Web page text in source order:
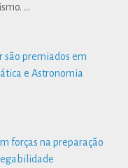
…
são premiados em
e Astronomia
forças na preparação